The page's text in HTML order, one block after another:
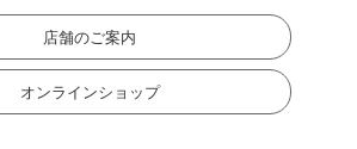
店舗のご案内
オンラインショップ